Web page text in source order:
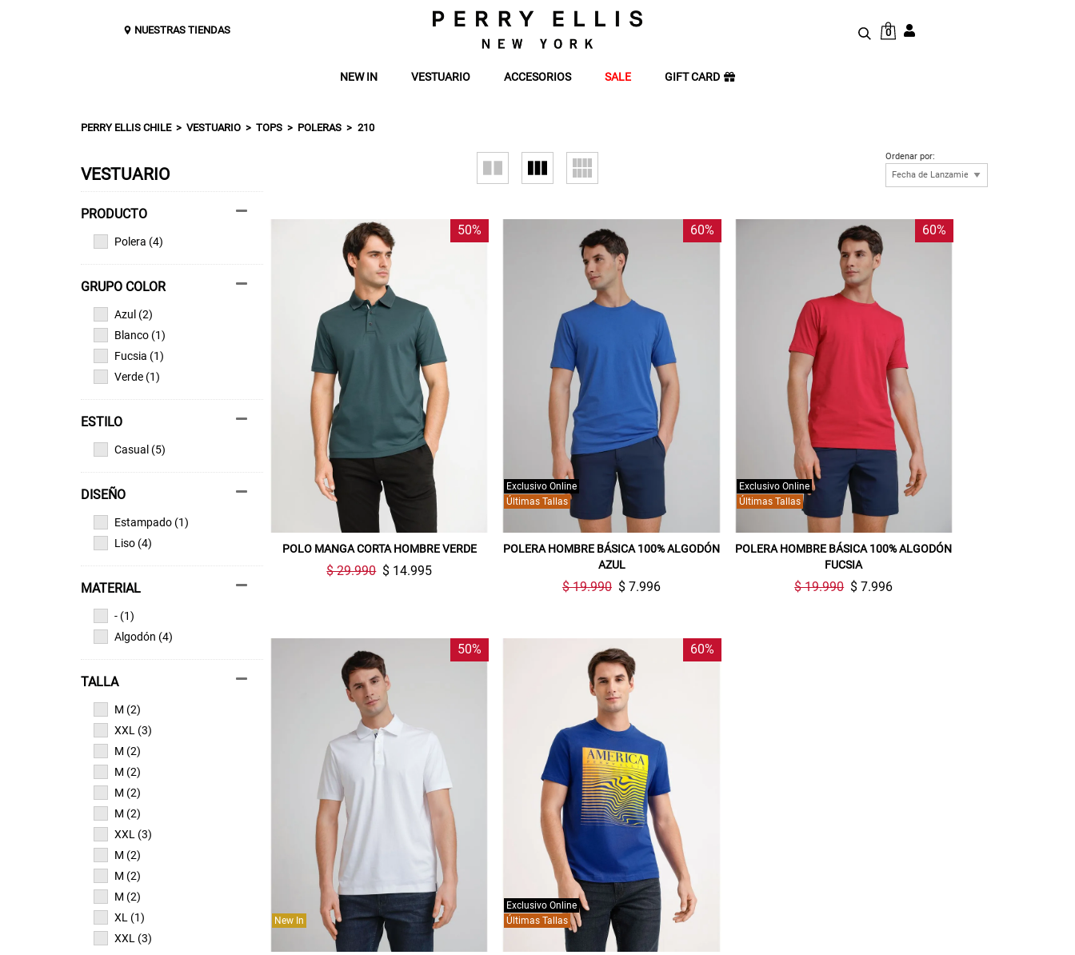
NUESTRAS TIENDAS 0
NEW IN VESTUARIO ACCESORIOS SALE GIFT CARD
PERRY ELLIS CHILE VESTUARIO TOPS POLERAS 210
VESTUARIO
Polera (4)
GRUPO COLOR
Azul (2)
Blanco (1)
Fucsia (1)
Verde (1)
ESTILO
Casual (5)
DISEÑO
Estampado (1)
Liso (4)
MATERIAL
- (1)
Algodón (4)
TALLA
M (2)
XXL (3)
M (2)
M (2)
M (2)
M (2)
XXL (3)
M (2)
M (2)
M (2)
XL (1)
XXL (3)
Ordenar por:
50%
POLO MANGA CORTA HOMBRE VERDE
$ 29.990 $ 14.995
60%
Últimas Tallas
Exclusivo Online
POLERA HOMBRE BÁSICA 100% ALGODÓN
AZUL
$ 19.990 $ 7.996
60%
Últimas Tallas
Exclusivo Online
POLERA HOMBRE BÁSICA 100% ALGODÓN
FUCSIA
$ 19.990 $ 7.996
50%
New In
60%
Últimas Tallas
Exclusivo Online
Gracias por inscribirte!
Aquí esta tu cupón, usalo en tu siguiente
compra. Valido por 72 hrs.
SUSPE01